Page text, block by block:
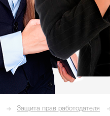
Защита прав работодателя